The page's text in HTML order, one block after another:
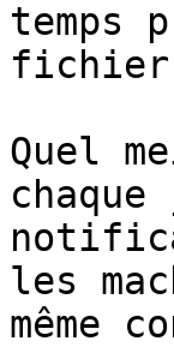
temps
fichier
Quel
les
même